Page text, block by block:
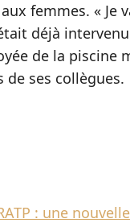
femmes. « Je
déjà
de la piscine
ses collègues.
: une